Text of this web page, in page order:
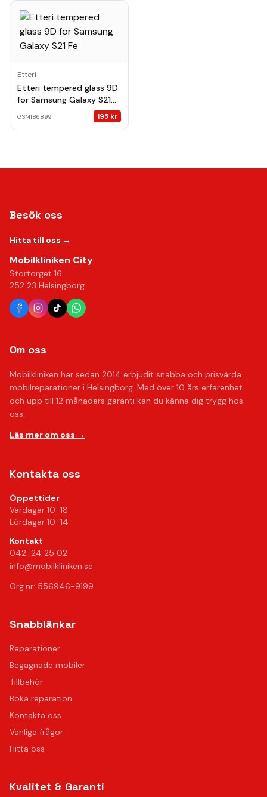
Etteri
Etteri tempered glass 9D
for Samsung Galaxy S21
GSM186899 195 kr
Besök oss
Hitta till oss →
Mobilkliniken City
Stortorget 16
252 23 Helsingborg
Om oss
Mobilkliniken har sedan 2014 erbjudit snabba och prisvärda
mobilreparationer i Helsingborg. Med över 10 års erfarenhet
och upp till 12 månaders garanti kan du känna dig trygg hos
oss.
Läs mer om oss →
Kontakta oss
Öppettider
Vardagar 10-18
Lördagar 10-14
Kontakt
042-24 25 02
info@mobilkliniken.se
Org.nr: 556946-9199
Snabblänkar
Reparationer
Begagnade mobiler
Tillbehör
Boka reparation
Kontakta oss
Vanliga frågor
Hitta oss
Kvalitet & Garanti